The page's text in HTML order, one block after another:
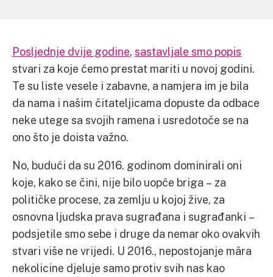
Posljednje dvije godine, sastavljale smo popis
stvari za koje ćemo prestat mariti u novoj godini.
Te su liste vesele i zabavne, a namjera im je bila
da nama i našim čitateljicama dopuste da odbace
neke utege sa svojih ramena i usredotoče se na
ono što je doista važno.
No, budući da su 2016. godinom dominirali oni
koje, kako se čini, nije bilo uopće briga – za
političke procese, za zemlju u kojoj žive, za
osnovna ljudska prava sugrađana i sugrađanki –
podsjetile smo sebe i druge da nemar oko ovakvih
stvari više ne vrijedi. U 2016., nepostojanje mâra
nekolicine djeluje samo protiv svih nas kao